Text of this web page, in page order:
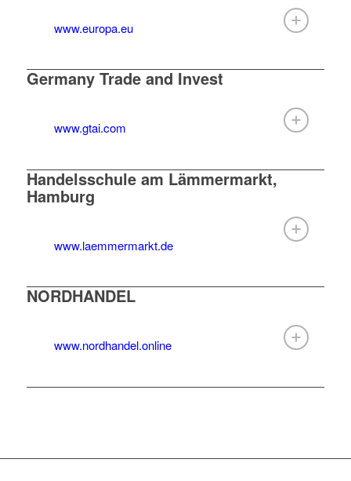
www.europa.eu
Germany Trade and Invest
www.gtai.com
Handelsschule am Lämmermarkt,
Hamburg
www.laemmermarkt.de
NORDHANDEL
www.nordhandel.online